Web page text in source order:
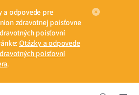
a odpovede pre
zdravotnej poisťovne
poisťovní
Otázky a odpovede
poisťovní
.